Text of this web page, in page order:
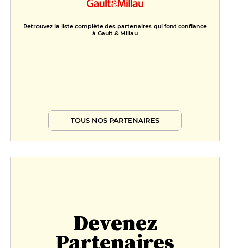
Retrouvez la liste complète des partenaires qui font confiance
à Gault & Millau
TOUS NOS PARTENAIRES
Devenez
Partenaires